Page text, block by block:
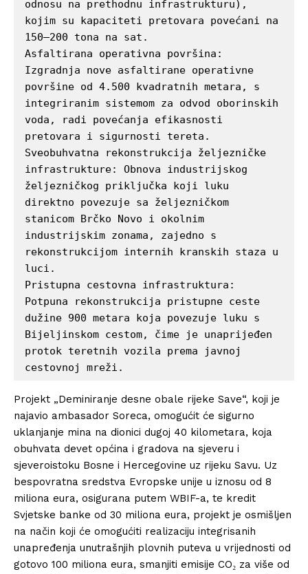
Info
O nama
Kontakt
odnosu na prethodnu infrastrukturu),
kojim su kapaciteti pretovara povećani na
150–200 tona na sat.
Asfaltirana operativna površina:
Izgradnja nove asfaltirane operativne
površine od 4.500 kvadratnih metara, s
integriranim sistemom za odvod oborinskih
voda, radi povećanja efikasnosti
pretovara i sigurnosti tereta.
Sveobuhvatna rekonstrukcija željezničke
infrastrukture: Obnova industrijskog
željezničkog priključka koji luku
direktno povezuje sa željezničkom
stanicom Brčko Novo i okolnim
industrijskim zonama, zajedno s
rekonstrukcijom internih kranskih staza u
luci.
Pristupna cestovna infrastruktura:
Potpuna rekonstrukcija pristupne ceste
dužine 900 metara koja povezuje luku s
Bijeljinskom cestom, čime je unaprijeđen
protok teretnih vozila prema javnoj
cestovnoj mreži.
Projekt „Deminiranje desne obale rijeke Save“, koji je
najavio ambasador Soreca, omogućit će sigurno
uklanjanje mina na dionici dugoj 40 kilometara, koja
obuhvata devet općina i gradova na sjeveru i
sjeveroistoku Bosne i Hercegovine uz rijeku Savu. Uz
bespovratna sredstva Evropske unije u iznosu od 8
miliona eura, osigurana putem WBIF-a, te kredit
Svjetske banke od 30 miliona eura, projekt je osmišljen
na način koji će omogućiti realizaciju integrisanih
unapređenja unutrašnjih plovnih puteva u vrijednosti od
gotovo 100 miliona eura, smanjiti emisije CO₂ za više od